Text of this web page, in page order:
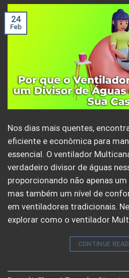
24
Feb
Nos dias mais quentes,
eficiente e econômica para
essencial. O ventilador
verdadeiro divisor de águas
proporcionando não apenas
mas também um nível de
em ventiladores tradicionais.
explorar como o ventilador
CONTINUE